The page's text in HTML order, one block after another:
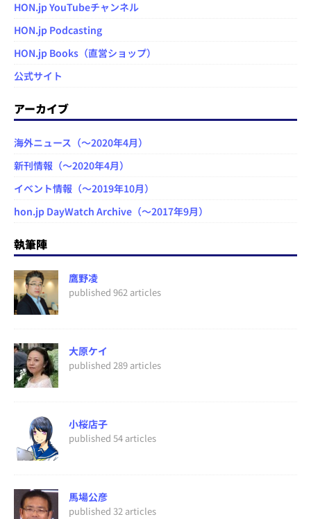
HON.jp YouTubeチャンネル
HON.jp Podcasting
HON.jp Books（直営ショップ）
公式サイト
アーカイブ
海外ニュース（～2020年4月）
新刊情報（～2020年4月）
イベント情報（～2019年10月）
hon.jp DayWatch Archive（～2017年9月）
執筆陣
鷹野凌
published 962 articles
大原ケイ
published 289 articles
小桜店子
published 54 articles
馬場公彦
published 32 articles